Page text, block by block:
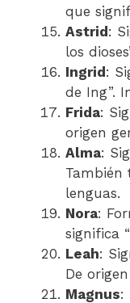
que
Astrid:
los
Ingrid:
de Ing”.
Frida:
origen
Alma:
También
lenguas.
Nora:
significa
Leah:
De
Magnus: